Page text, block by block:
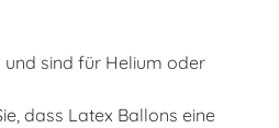
und sind für Helium oder
dass Latex Ballons eine